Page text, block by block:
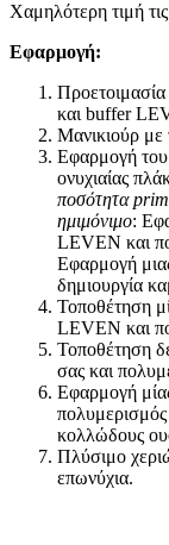
Χαμηλότερη τιμή
Εφαρμογή:
και buffer
Μανικιούρ με
Εφαρμογή
ονυχιαίας
ποσότητα
ημιμόνιμο:
LEVEN και
Εφαρμογή
δημιουργία
Τοποθέτηση
LEVEN και
Τοποθέτηση
σας και
Εφαρμογή
κολλώδους
Πλύσιμο
επωνύχια.